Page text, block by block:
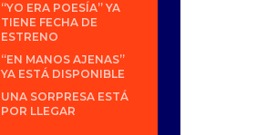
“YO ERA POESÍA” YA
TIENE FECHA DE
ESTRENO
“EN MANOS AJENAS”
YA ESTÁ DISPONIBLE
UNA SORPRESA ESTÁ
POR LLEGAR